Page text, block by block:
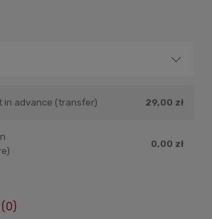
in advance (transfer) 29,00 zł
0,00 zł